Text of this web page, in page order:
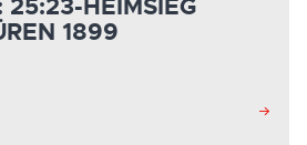
HEIMSIEG G
1899